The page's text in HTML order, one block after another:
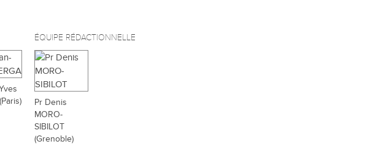
ÉQUIPE RÉDACTIONNELLE
Pr Denis
MORO-
SIBILOT
(Grenoble)